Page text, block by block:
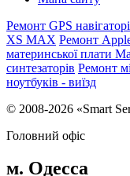
Ремонт GPS
XS MAX Ремонт
материнської плати
синтезаторів Ремонт
ноутбуків - виїзд
© 2008-2026 «Smart
Головний офіс
м. Одесса